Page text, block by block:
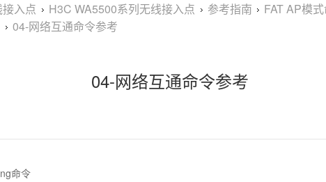
入点 H3C WA5500系列无线接入点 参考指南
FAT AP模
04-网络互通命令参考
04-网络互通命令参考
命令